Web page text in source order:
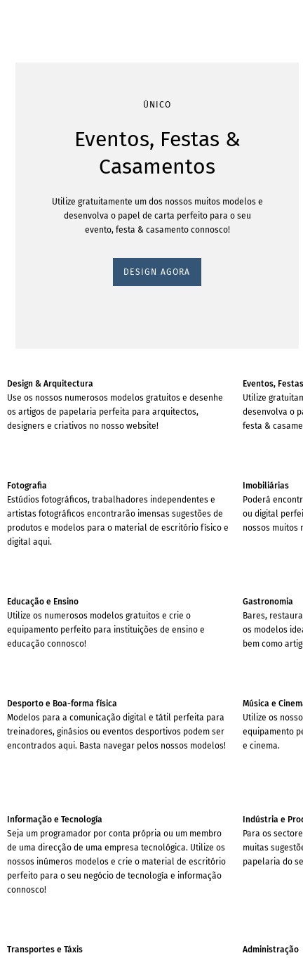
ÚNICO
Eventos, Festas &
Casamentos
Utilize gratuitamente um dos nossos muitos modelos e
desenvolva o papel de carta perfeito para o seu
evento, festa & casamento connosco!
DESIGN AGORA
Design & Arquitectura
Use os nossos numerosos modelos gratuitos e desenhe
os artigos de papelaria perfeita para arquitectos,
designers e criativos no nosso website!
Eventos,
Utilize
desenvolva o
festa &
Fotografia
Estúdios fotográficos, trabalhadores independentes e
artistas fotográficos encontrarão imensas sugestões de
produtos e modelos para o material de escritório físico e
digital aqui.
Imobiliárias
Poderá
ou digital
nossos muitos
Educação e Ensino
Utilize os numerosos modelos gratuitos e crie o
equipamento perfeito para instituições de ensino e
educação connosco!
Gastronomia
Bares,
os modelos
bem como
Desporto e Boa-forma física
Modelos para a comunicação digital e tátil perfeita para
treinadores, ginásios ou eventos desportivos podem ser
encontrados aqui. Basta navegar pelos nossos modelos!
Música e
Utilize os
equipamento
e cinema.
Informação e Tecnología
Seja um programador por conta própria ou um membro
de uma direcção de uma empresa tecnológica. Utilize os
nossos inúmeros modelos e crie o material de escritório
perfeito para o seu negócio de tecnología e informação
connosco!
Indústria e
Para os
muitas
papelaria do
Transportes e Táxis Administração